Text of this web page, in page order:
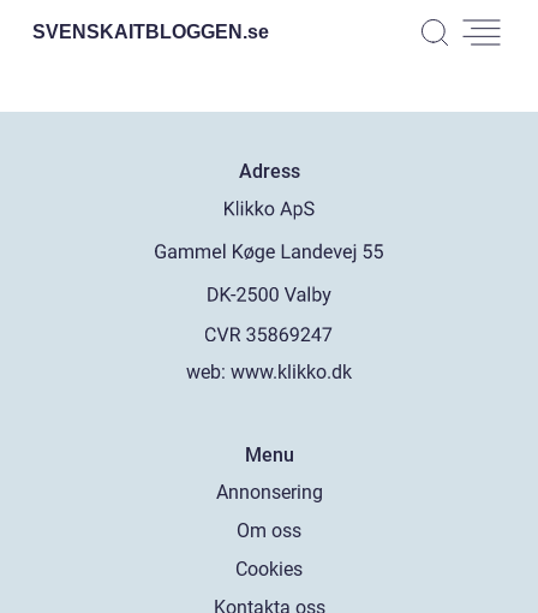
SVENSKAITBLOGGEN.se
Adress
web: www.klikko.dk
Menu
Annonsering
Om oss
Cookies
Kontakta oss